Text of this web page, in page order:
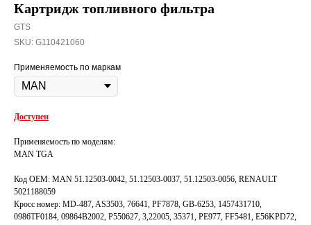
Картридж топливного фильтра
GTS
SKU: G110421060
Применяемость по маркам
Доступен
Применяемость по моделям:
MAN TGA
Код OEM: MAN 51.12503-0042, 51.12503-0037, 51.12503-0056, RENAULT
5021188059
Кросс номер: MD-487, AS3503, 76641, PF7878, GB-6253, 1457431710,
0986TF0184, 09864B2002, P550627, 3,22005, 35371, PE977, FF5481, E56KPD72,